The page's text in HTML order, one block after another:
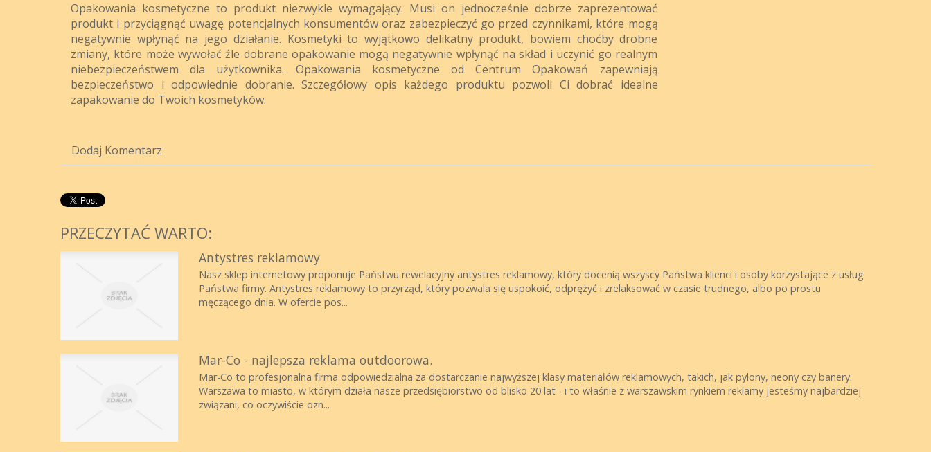
Opakowania kosmetyczne to produkt niezwykle wymagający. Musi on jednocześnie dobrze zaprezentować
produkt i przyciągnąć uwagę potencjalnych konsumentów oraz zabezpieczyć go przed czynnikami, które mogą
negatywnie wpłynąć na jego działanie. Kosmetyki to wyjątkowo delikatny produkt, bowiem choćby drobne
zmiany, które może wywołać źle dobrane opakowanie mogą negatywnie wpłynąć na skład i uczynić go realnym
niebezpieczeństwem dla użytkownika. Opakowania kosmetyczne od Centrum Opakowań zapewniają
bezpieczeństwo i odpowiednie dobranie. Szczegółowy opis każdego produktu pozwoli Ci dobrać idealne
zapakowanie do Twoich kosmetyków.
Dodaj Komentarz
PRZECZYTAĆ WARTO:
Antystres reklamowy
Nasz sklep internetowy proponuje Państwu rewelacyjny antystres reklamowy, który docenią wszyscy Państwa klienci i osoby korzystające z usług
Państwa firmy. Antystres reklamowy to przyrząd, który pozwala się uspokoić, odprężyć i zrelaksować w czasie trudnego, albo po prostu
męczącego dnia. W ofercie pos...
Mar-Co - najlepsza reklama outdoorowa.
Mar-Co to profesjonalna firma odpowiedzialna za dostarczanie najwyższej klasy materiałów reklamowych, takich, jak pylony, neony czy banery.
Warszawa to miasto, w którym działa nasze przedsiębiorstwo od blisko 20 lat - i to właśnie z warszawskim rynkiem reklamy jesteśmy najbardziej
związani, co oczywiście ozn...